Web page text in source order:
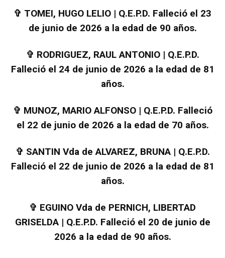
✞ TOMEI, HUGO LELIO | Q.E.P.D. Falleció el 23
de junio de 2026 a la edad de 90 años.
✞ RODRIGUEZ, RAUL ANTONIO | Q.E.P.D.
Falleció el 24 de junio de 2026 a la edad de 81
años.
✞ MUNOZ, MARIO ALFONSO | Q.E.P.D. Falleció
el 22 de junio de 2026 a la edad de 70 años.
✞ SANTIN Vda de ALVAREZ, BRUNA | Q.E.P.D.
Falleció el 22 de junio de 2026 a la edad de 81
años.
✞ EGUINO Vda de PERNICH, LIBERTAD
GRISELDA | Q.E.P.D. Falleció el 20 de junio de
2026 a la edad de 90 años.